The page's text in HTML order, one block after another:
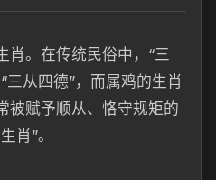
肖。在传统民俗中，“三
三从四德”，而属鸡的生肖
被赋予顺从、恪守规矩的
肖”。